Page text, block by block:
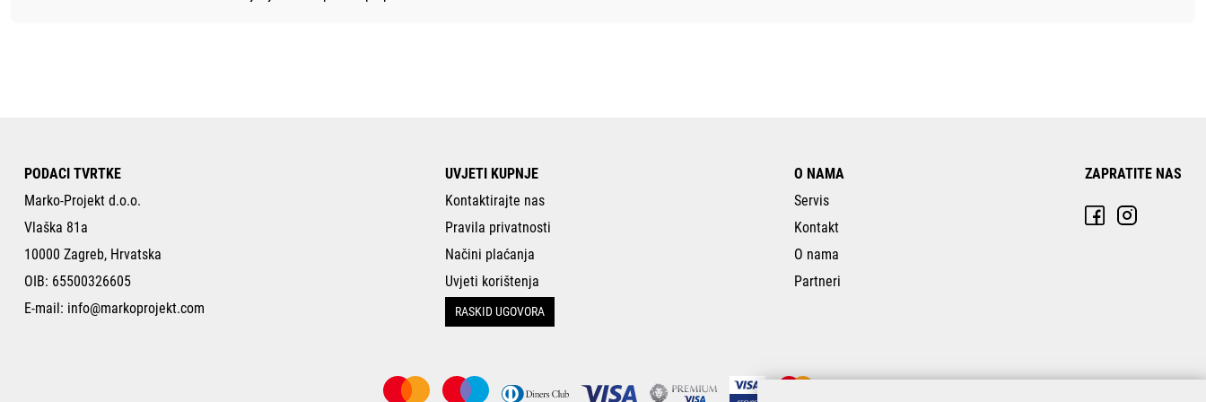
PODACI TVRTKE
Marko-Projekt d.o.o.
Vlaška 81a
10000 Zagreb, Hrvatska
OIB: 65500326605
E-mail: info@markoprojekt.com
UVJETI KUPNJE
Kontaktirajte nas
Pravila privatnosti
Načini plaćanja
Uvjeti korištenja
RASKID UGOVORA
O NAMA
Servis
Kontakt
O nama
Partneri
ZAPRATITE NAS